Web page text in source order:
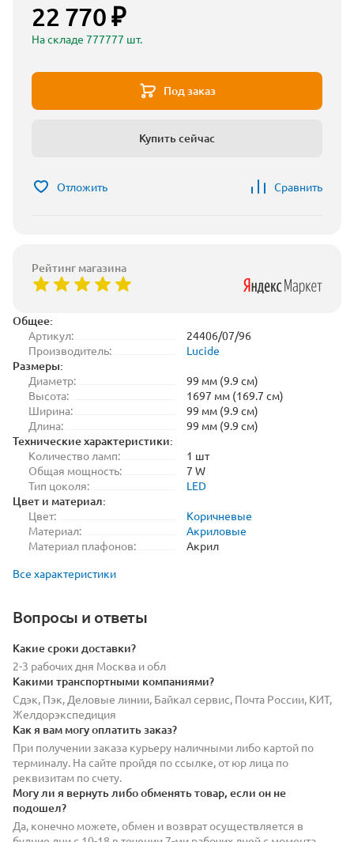
Общее:
Артикул:
24406/07/96
Производитель:
Lucide
Размеры:
Диаметр:
99 мм (9.9 см)
Высота:
1697 мм (169.7 см)
Ширина:
99 мм (9.9 см)
Длина:
99 мм (9.9 см)
Технические характеристики:
Количество ламп:
1 шт
Общая мощность:
7 W
Тип цоколя:
LED
Цвет и материал:
Цвет:
Коричневые
Материал:
Акриловые
Материал плафонов:
Акрил
Все характеристики
Вопросы и ответы
Какие сроки доставки?
2-3 рабочих дня Москва и обл
Какими транспортными компаниями?
Сдэк, Пэк, Деловые линии, Байкал сервис, Почта России, КИТ,
Желдорэкспедиция
Как я вам могу оплатить заказ?
При получении заказа курьеру наличными либо картой по
терминалу. На сайте пройдя по ссылке, от юр лица по
реквизитам по счету.
Могу ли я вернуть либо обменять товар, если он не
подошел?
Да, конечно можете, обмен и возврат осуществляется в
22 770 ₽
На складе 777777 шт.
Под заказ
Купить сейчас
Отложить Сравнить
Рейтинг магазина